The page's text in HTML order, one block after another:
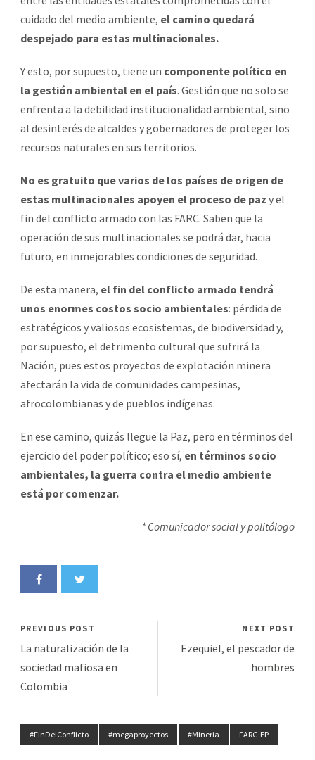
cuidado del medio ambiente, el camino quedará
despejado para estas multinacionales.
Y esto, por supuesto, tiene un componente político en
la gestión ambiental en el país. Gestión que no solo se
enfrenta a la debilidad institucionalidad ambiental, sino
al desinterés de alcaldes y gobernadores de proteger los
recursos naturales en sus territorios.
No es gratuito que varios de los países de origen de
estas multinacionales apoyen el proceso de paz y el
fin del conflicto armado con las FARC. Saben que la
operación de sus multinacionales se podrá dar, hacia
futuro, en inmejorables condiciones de seguridad.
De esta manera, el fin del conflicto armado tendrá
unos enormes costos socio ambientales: pérdida de
estratégicos y valiosos ecosistemas, de biodiversidad y,
por supuesto, el detrimento cultural que sufrirá la
Nación, pues estos proyectos de explotación minera
afectarán la vida de comunidades campesinas,
afrocolombianas y de pueblos indígenas.
En ese camino, quizás llegue la Paz, pero en términos del
ejercicio del poder político; eso sí, en términos socio
ambientales, la guerra contra el medio ambiente
está por comenzar.
* Comunicador social y politólogo
PREVIOUS POST
La naturalización de la
sociedad mafiosa en
Colombia
NEXT POST
Ezequiel, el pescador de
hombres
#FinDelConflicto #megaproyectos #Mineria FARC-EP